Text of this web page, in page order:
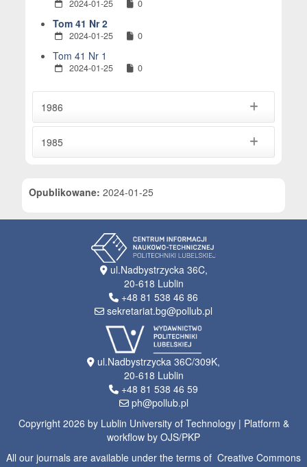
2024-01-25 0
Tom 41 Nr 2
2024-01-25 0
Tom 41 Nr 1
2024-01-25 0
1986
1985
Opublikowane:2024-01-25
ul.Nadbystrzycka 36C,
20-618 Lublin
+48 81 538 46 86
sekretariat.bg@pollub.pl
ul.Nadbystrzycka 36C/309K,
20-618 Lublin
+48 81 538 46 59
ph@pollub.pl
Copyright 2026 by Lublin University of Technology | Platform &
workflow by OJS/PKP
All our journals are available under the terms of Creative Commons